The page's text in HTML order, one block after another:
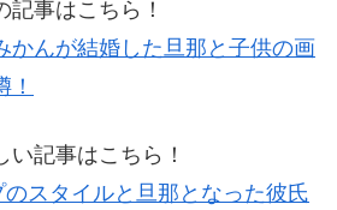
事はこちら！
かんが結婚した旦那と子供の画
記事はこちら！
スタイルと旦那となった彼氏